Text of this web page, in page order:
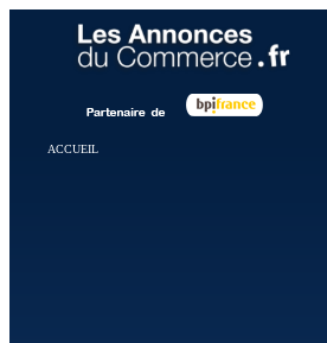
ACCUEIL
Panneau de gestion des cookies